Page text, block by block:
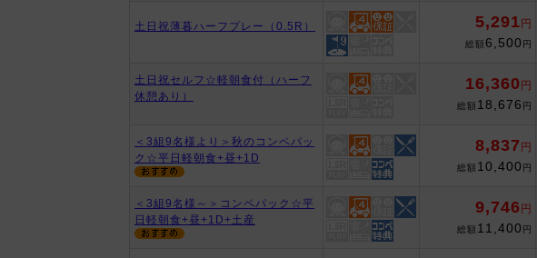
土日祝薄暮ハーフプレー（0.5R） 5,291 円
総額 6,500 円
土日祝セルフ☆軽朝食付（ハーフ
休憩あり）
16,360 円
総額 18,676 円
＜3組9名様より＞秋のコンペパッ
ク☆平日軽朝食+昼+1D
8,837 円
総額 10,400 円
＜3組9名様～＞コンペパック☆平
日軽朝食+昼+1D+土産
9,746 円
総額 11,400 円